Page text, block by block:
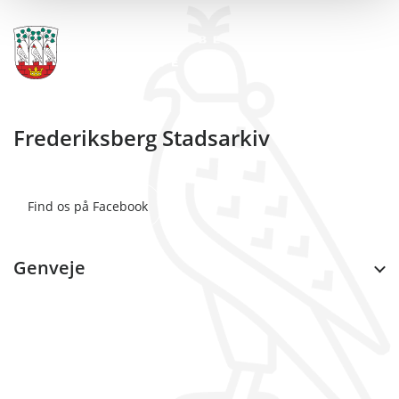
Frederiksberg Stadsarkiv
Find os på Facebook
Genveje